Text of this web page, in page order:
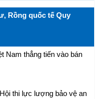
Rồng quốc tế Quy
Nam thẳng tiến vào bán
thi lực lượng bảo vệ an